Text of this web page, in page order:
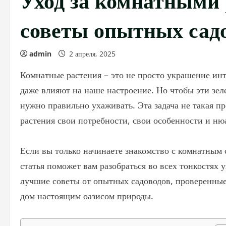
советы опытных
admin 2 апреля, 2025
Комнатные растения – это не просто украшение
даже влияют на наше настроение. Но чтобы эти
нужно правильно ухаживать. Эта задача не такая
растения свои потребности, свои особенности и
Если вы только начинаете знакомство с
статья поможет вам разобраться во всех
лучшие советы от опытных садоводов,
дом настоящим оазисом природы.